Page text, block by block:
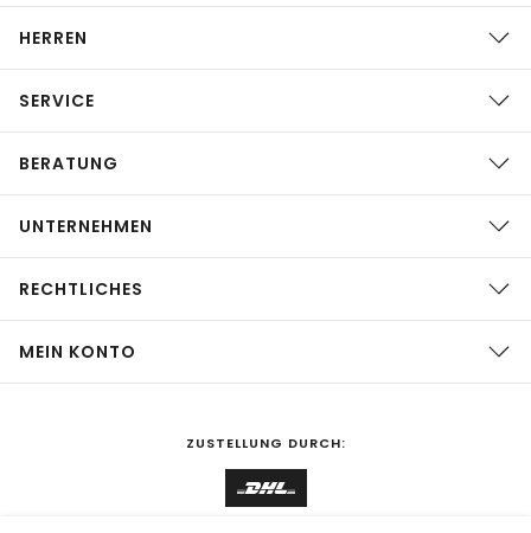
HERREN
SERVICE
BERATUNG
UNTERNEHMEN
RECHTLICHES
MEIN KONTO
ZUSTELLUNG DURCH: